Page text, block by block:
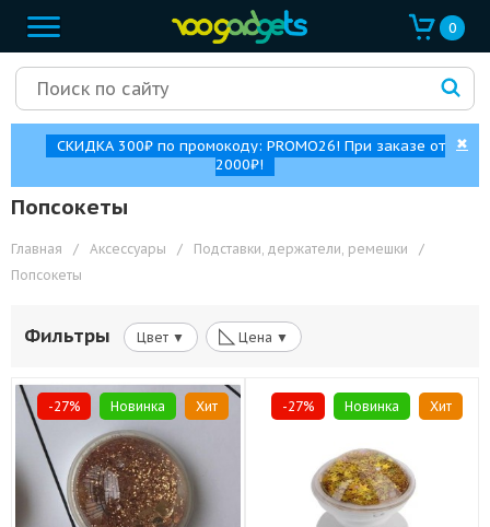
0
СКИДКА 300₽ по промокоду: PROMO26! При заказе от
2000₽!
✖
Попсокеты
Главная / Аксессуары / Подставки, держатели, ремешки
/
Попсокеты
Фильтры Цвет ▼ ◺ Цена ▼
-27% Новинка Хит -27% Новинка Хит